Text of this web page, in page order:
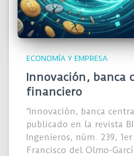
ECONOMÍA Y EMPRESA
Innovación, banca
financiero
“Innovación, banca
publicado en la revista
Ingenieros, núm. 239,
Francisco del Olmo-